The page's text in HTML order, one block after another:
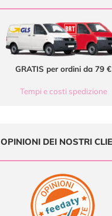
GRATIS per ordini da 79 €
Tempi e costi spedizione
OPINIONI DEI NOSTRI